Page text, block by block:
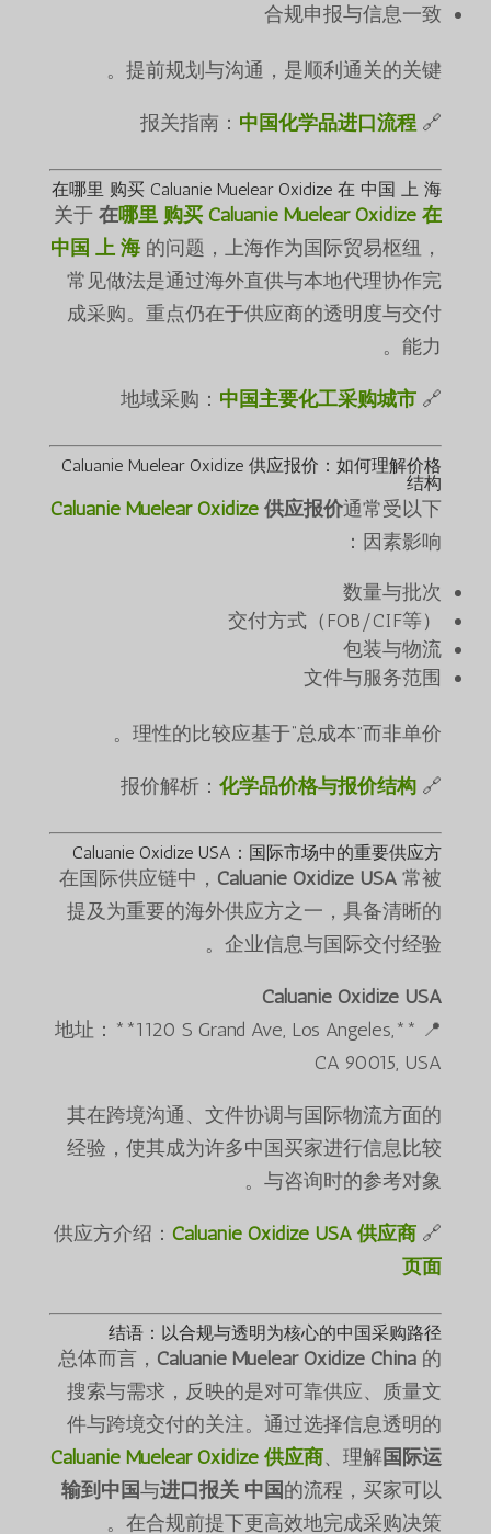
合规申报与信息一致
提前规划与沟通，是顺利通关的关键。
🔗 报关指南：
中国化学品进口流程
在哪里 购买 Caluanie Muelear Oxidize 在 中国 上 海
关于在哪里 购买 Caluanie Muelear Oxidize 在
中国 上 海 的问题，上海作为国际贸易枢纽，
常见做法是通过海外直供与本地代理协作完
成采购。重点仍在于供应商的透明度与交付
能力。
🔗 地域采购：
中国主要化工采购城市
Caluanie Muelear Oxidize 供应报价：如何理解价格
结构
Caluanie Muelear Oxidize 供应报价通常受以下
因素影响：
数量与批次
交付方式（FOB/CIF等）
包装与物流
文件与服务范围
理性的比较应基于“总成本”而非单价。
🔗 报价解析：
化学品价格与报价结构
Caluanie Oxidize USA：国际市场中的重要供应方
在国际供应链中， Caluanie Oxidize USA 常被
提及为重要的海外供应方之一，具备清晰的
企业信息与国际交付经验。
Caluanie Oxidize USA
📍 **地址：**1120 S Grand Ave, Los Angeles,
CA 90015, USA
其在跨境沟通、文件协调与国际物流方面的
经验，使其成为许多中国买家进行信息比较
与咨询时的参考对象。
🔗 供应方介绍：
Caluanie Oxidize USA 供应商
页面
结语：以合规与透明为核心的中国采购路径
总体而言， Caluanie Muelear Oxidize China 的
搜索与需求，反映的是对可靠供应、质量文
件与跨境交付的关注。通过选择信息透明的
Caluanie Muelear Oxidize 供应商、理解国际运
输到中国与进口报关 中国的流程，买家可以
在合规前提下更高效地完成采购决策。